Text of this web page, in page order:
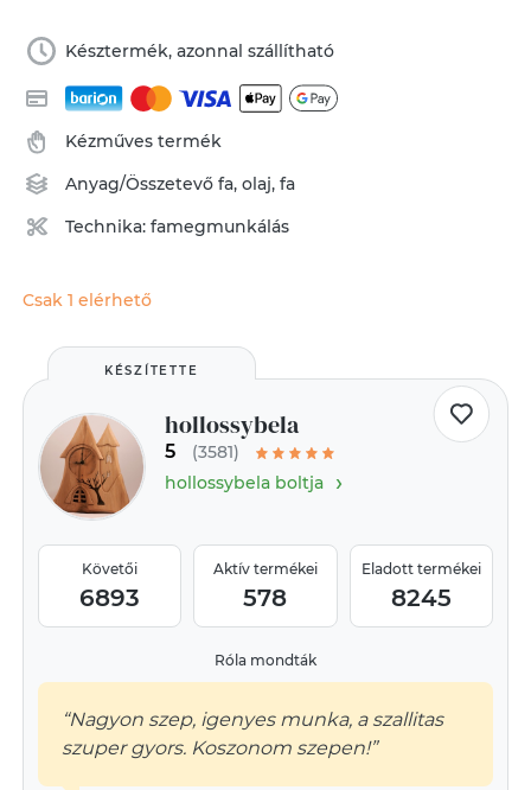
Késztermék, azonnal szállítható
Kézműves termék
Anyag/Összetevőfa,olaj,fa
Technika:famegmunkálás
Csak 1 elérhető
KÉSZÍTETTE
hollossybela
5
(3581)
hollossybela boltja›
Követői
6893
Aktív termékei
578
Eladott termékei
8245
Róla mondták
“Nagyon szep, igenyes munka, a szallitas
szuper gyors. Koszonom szepen!”